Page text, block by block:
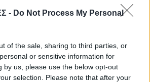
- Do Not Process My Personal
of the sale, sharing to third parties, or
or sensitive information for
by us, please use the below opt-out
selection. Please note that after your